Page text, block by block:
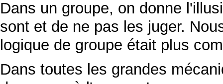
Dans un groupe, on donne
sont et de ne pas les juger.
logique de groupe était plus
Dans toutes les grandes